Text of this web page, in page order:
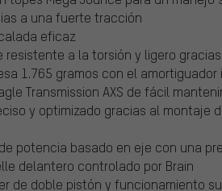
a una fuerte tracción
eficaz
resistente a la torsión y ligero
1.765 gramos con el amortiguador
Transmission AXS de fácil
y optimizado gracias al montaje
potencia basado en eje con una
delantero controlado por Brain
de doble pistón y funcionamiento